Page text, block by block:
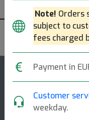
Note! Orders
subject to
fees charged
Payment in
Customer
weekday.